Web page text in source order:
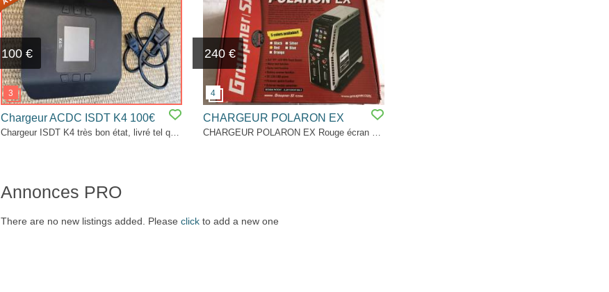
100 €
Chargeur ACDC ISDT K4 100€
Chargeur ISDT K4 très bon état, livré tel que sur la photo. Prix ferme, paypal seulement.
240 €
CHARGEUR POLARON EX
CHARGEUR POLARON EX Rouge écran de 3.0 " tactile LCD en couleur. Charge de 400W sous 24V , de 220W sous 12V . Capacité de charge pour des cellules : Lixx 1-7 Nixx 1-14 cellules Pb 1-12 20 mémoires individuelles par canal.
Annonces PRO
There are no new listings added. Please clickto add a new one